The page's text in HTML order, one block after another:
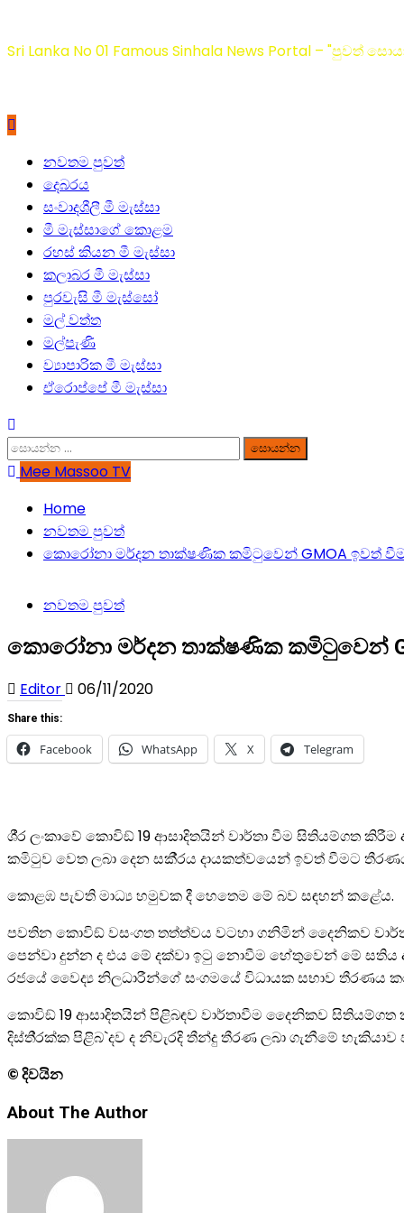
Sri Lanka No 01 Famous Sinhala News Portal – "පුවත්
Primary
Menu
නවතම පුවත්
දෙබරය
සංවාදශීලී මී මැස්සා
මී මැස්සාගේ කොළම
රහස් කියන මී මැස්සා
කලාබර මී මැස්සා
පුරවැසි මී මැස්සෝ
මල් වත්ත
මල්පැණි
ව්‍යාපාරික මී මැස්සා
ඒරොප්පේ මී මැස්සා
සොයන්න:
Mee Massoo TV
Home
නවතම පුවත්
කොරෝනා මර්දන තාක්‌ෂණික කමිටුවෙන් GMOA ඉවත්
නවතම පුවත්
කොරෝනා මර්දන තාක්‌ෂණික කමිටුවෙන්
Editor 06/11/2020
Share this:
Facebook WhatsApp X Telegram
ශී‍්‍ර ලංකාවේ කොවිඞ් 19 ආසාදිතයින් වාර්තා වීම සිතියම්ගත
කමිටුව වෙත ලබා දෙන සකී‍්‍රය දායකත්වයෙන් ඉවත් වීමට
කොළඹ පැවති මාධ්‍ය හමුවක දී හෙතෙම මේ බව සඳහන් කළේය.
පවතින කොවිඞ් වසංගත තත්ත්වය වටහා ගනිමින් දෛනිකව
පෙන්වා දුන්න ද එය මේ දක්වා ඉටු නොවීම හේතුවෙන් මේ
රජයේ වෛද්‍ය නිලධාරීන්ගේ සංගමයේ විධායක සභාව තීරණය
කොවිඞ් 19 ආසාදිතයින් පිළිබඳව වාර්තාවීම දෛනිකව සිතියම්ගත
දිස්ති‍්‍රක්ක පිළිබ`දව ද නිවැරදි තීන්දු තීරණ ලබා ගැනීමේ
© දිවයින
About The Author